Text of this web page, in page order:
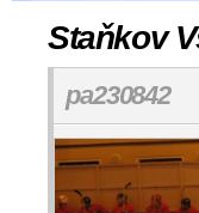
Staňkov
pa230842